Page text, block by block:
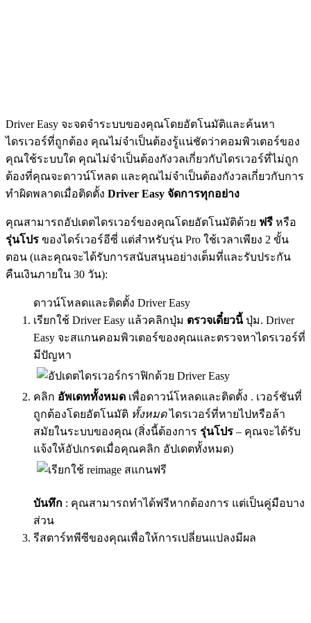
Driver Easy จะจดจำระบบของคุณโดยอัตโนมัติและค้นหา
ไดรเวอร์ที่ถูกต้อง คุณไม่จำเป็นต้องรู้แน่ชัดว่าคอมพิวเตอร์ของ
คุณใช้ระบบใด คุณไม่จำเป็นต้องกังวลเกี่ยวกับไดรเวอร์ที่ไม่ถูก
ต้องที่คุณจะดาวน์โหลด และคุณไม่จำเป็นต้องกังวลเกี่ยวกับการ
ทำผิดพลาดเมื่อติดตั้ง Driver Easy จัดการทุกอย่าง
คุณสามารถอัปเดตไดรเวอร์ของคุณโดยอัตโนมัติด้วย ฟรี หรือ
รุ่นโปร ของไดร์เวอร์อีซี่ แต่สำหรับรุ่น Pro ใช้เวลาเพียง 2 ขั้น
ตอน (และคุณจะได้รับการสนับสนุนอย่างเต็มที่และรับประกัน
คืนเงินภายใน 30 วัน):
ดาวน์โหลดและติดตั้ง Driver Easy
เรียกใช้ Driver Easy แล้วคลิกปุ่ม ตรวจเดี๋ยวนี้ปุ่ม. Driver
Easy จะสแกนคอมพิวเตอร์ของคุณและตรวจหาไดรเวอร์ที่
มีปัญหา
คลิก อัพเดททั้งหมด เพื่อดาวน์โหลดและติดตั้ง . เวอร์ชันที่
ถูกต้องโดยอัตโนมัติ ทั้งหมดไดรเวอร์ที่หายไปหรือล้า
สมัยในระบบของคุณ (สิ่งนี้ต้องการ รุ่นโปร – คุณจะได้รับ
แจ้งให้อัปเกรดเมื่อคุณคลิก อัปเดตทั้งหมด)
บันทึก : คุณสามารถทำได้ฟรีหากต้องการ แต่เป็นคู่มือบาง
ส่วน
รีสตาร์ทพีซีของคุณเพื่อให้การเปลี่ยนแปลงมีผล